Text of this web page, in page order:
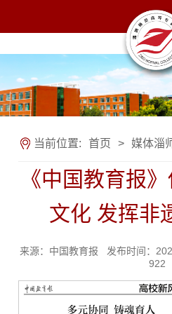
当前位置: 首页 > 媒体淄
《中国教育报
文化 发挥非
来源：中国教育报 发布时间：
922